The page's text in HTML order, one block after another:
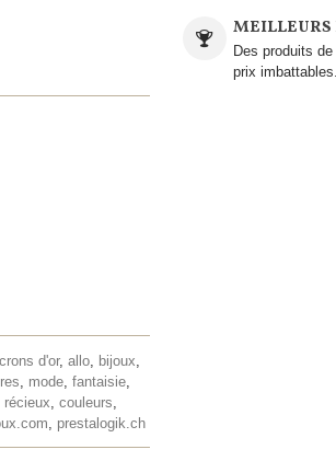
d'or, allo, bijoux,
, mode, fantaisie,
récieux, couleurs,
, prestalogik.ch
Des produits
prix